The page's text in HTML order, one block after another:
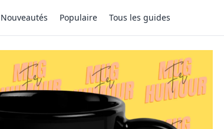
Nouveautés Populaire Tous les guides